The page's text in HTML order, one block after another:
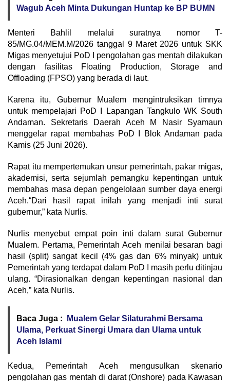
Wagub Aceh Minta Dukungan Huntap ke BP BUMN
Menteri Bahlil melalui suratnya nomor T-
85/MG.04/MEM.M/2026 tanggal 9 Maret 2026 untuk SKK
Migas menyetujui PoD I pengolahan gas mentah dilakukan
dengan fasilitas Floating Production, Storage and
Offloading (FPSO) yang berada di laut.
Karena itu, Gubernur Mualem mengintruksikan timnya
untuk mempelajari PoD I Lapangan Tangkulo WK South
Andaman. Sekretaris Daerah Aceh M Nasir Syamaun
menggelar rapat membahas PoD I Blok Andaman pada
Kamis (25 Juni 2026).
Rapat itu mempertemukan unsur pemerintah, pakar migas,
akademisi, serta sejumlah pemangku kepentingan untuk
membahas masa depan pengelolaan sumber daya energi
Aceh.“Dari hasil rapat inilah yang menjadi inti surat
gubernur,” kata Nurlis.
Nurlis menyebut empat poin inti dalam surat Gubernur
Mualem. Pertama, Pemerintah Aceh menilai besaran bagi
hasil (split) sangat kecil (4% gas dan 6% minyak) untuk
Pemerintah yang terdapat dalam PoD I masih perlu ditinjau
ulang. “Dirasionalkan dengan kepentingan nasional dan
Aceh,” kata Nurlis.
Baca Juga :
Mualem Gelar Silaturahmi Bersama
Ulama, Perkuat Sinergi Umara dan Ulama untuk
Aceh Islami
Kedua, Pemerintah Aceh mengusulkan skenario
pengolahan gas mentah di darat (Onshore) pada Kawasan